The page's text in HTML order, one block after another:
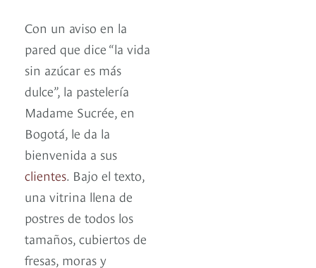
Con un aviso en la
pared que dice “la vida
sin azúcar es más
dulce”, la pastelería
Madame Sucrée, en
Bogotá, le da la
bienvenida a sus
clientes. Bajo el texto,
una vitrina llena de
postres de todos los
tamaños, cubiertos de
fresas, moras y